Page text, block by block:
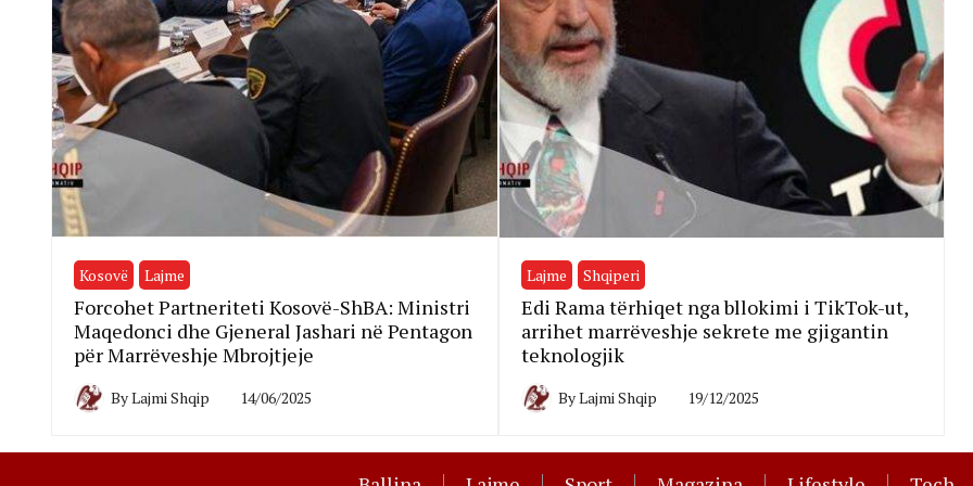
Kosovë Lajme
Forcohet Partneriteti Kosovë-ShBA: Ministri
Maqedonci dhe Gjeneral Jashari në Pentagon
për Marrëveshje Mbrojtjeje
ByLajmi Shqip 14/06/2025
Lajme Shqiperi
Edi Rama tërhiqet nga bllokimi i TikTok-ut,
arrihet marrëveshje sekrete me gjigantin
teknologjik
ByLajmi Shqip 19/12/2025